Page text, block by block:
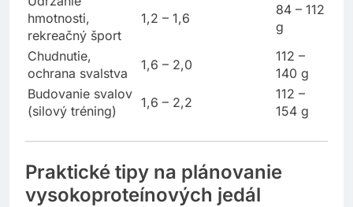
hmotnosti,
rekreačný šport
1,2 – 1,6
84 – 112
g
Chudnutie,
ochrana svalstva
1,6 – 2,0
112 –
140 g
Budovanie svalov
(silový tréning)
1,6 – 2,2
112 –
154 g
Praktické tipy na plánovanie
vysokoproteínových jedál